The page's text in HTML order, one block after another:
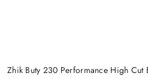
Zhik Buty 230 Performance High Cut